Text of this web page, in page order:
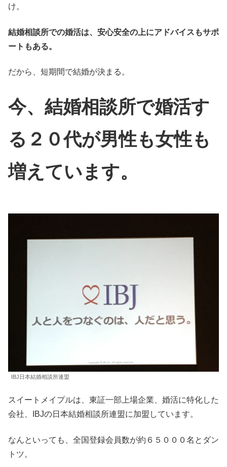
け。
結婚相談所での婚活は、安心安全の上にアドバイスもサポ
ートもある。
だから、短期間で結婚が決まる。
今、結婚相談所で婚活す
る２０代が男性も女性も
増えています。
IBJ日本結婚相談所連盟
スイートメイプルは、東証一部上場企業、婚活に特化した
会社、IBJの日本結婚相談所連盟に加盟しています。
なんといっても、全国登録会員数が約６５０００名とダン
トツ。